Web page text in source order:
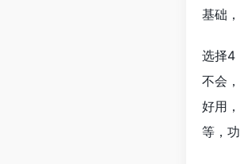
基础
选择4
不会
好用
等，